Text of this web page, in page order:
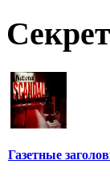
Газетные